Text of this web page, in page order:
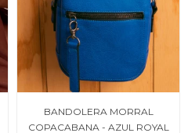
BANDOLERA MORRAL
COPACABANA - AZUL ROYAL